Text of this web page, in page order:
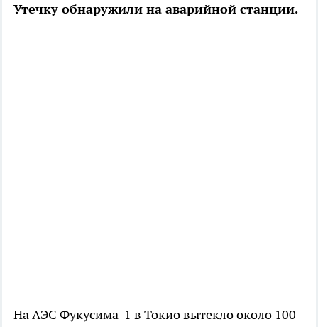
Утечку обнаружили на аварийной станции.
На АЭС Фукусима-1 в Токио вытекло около 100